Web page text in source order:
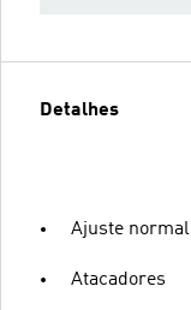
Detalhes
Ajuste normal
Atacadores